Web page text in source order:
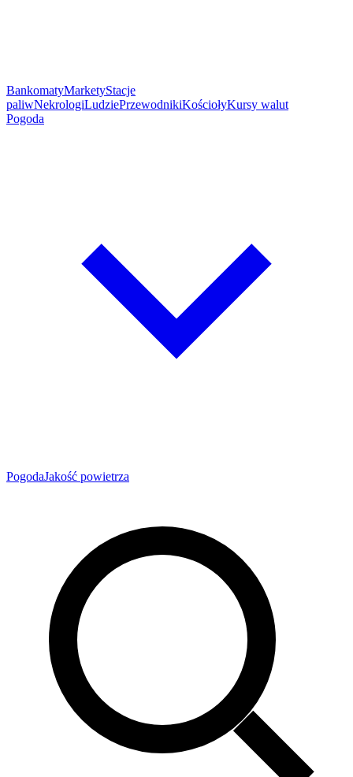
BankomatyMarketyStacje
paliwNekrologiLudziePrzewodnikiKościołyKursy walut
Pogoda
PogodaJakość powietrza